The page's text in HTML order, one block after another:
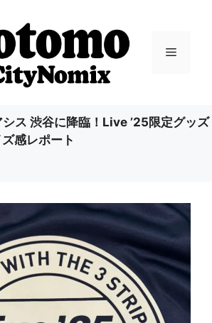
メ
シス 渋谷に降臨！Live ’25限定グッズ
感レポート